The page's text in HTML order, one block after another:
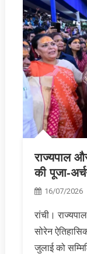
राज्यपाल
की पूजा-
16/07/2026
रांची।
सोरेन
जुलाई को